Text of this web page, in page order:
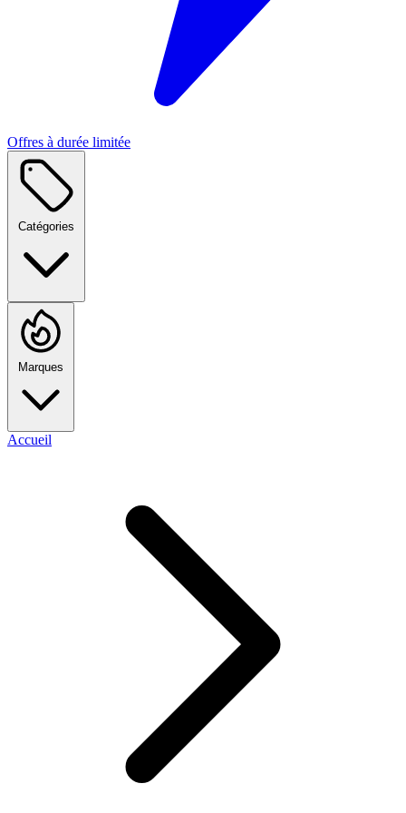
Offres à durée limitée
Catégories
Marques
Accueil